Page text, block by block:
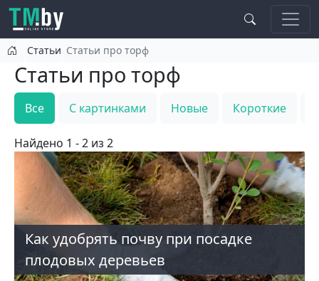
Перейти к основному содержанию
Статьи Статьи про торф
Статьи про торф
Все С картинками Новые Короткие
Найдено 1 - 2 из 2
Как удобрять почву при посадке
плодовых деревьев